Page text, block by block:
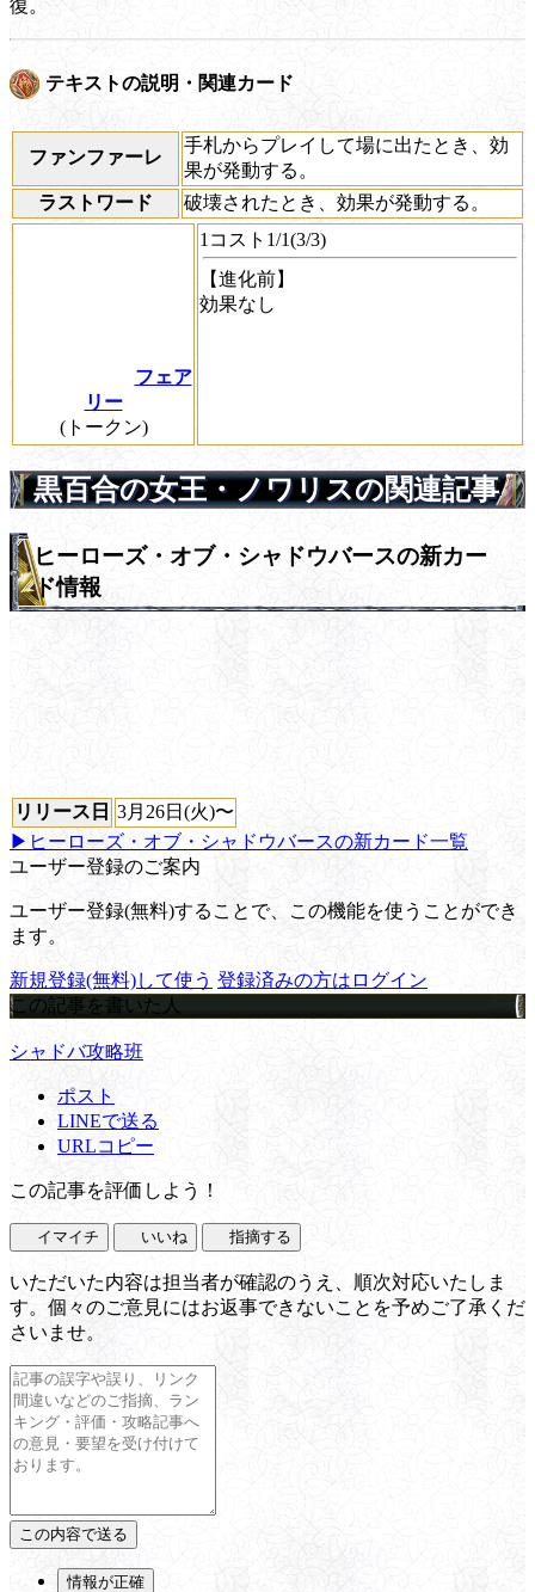
復。
テキストの説明・関連カード
ファンファーレ
手札からプレイして場に出たとき、効
果が発動する。
ラストワード
破壊されたとき、効果が発動する。
フェア
リー
(トークン)
1コスト1/1(3/3)
【進化前】
効果なし
黒百合の女王・ノワリスの関連記事
ヒーローズ・オブ・シャドウバースの新カー
ド情報
リリース日 3月26日(火)〜
▶ヒーローズ・オブ・シャドウバースの新カード一覧
ユーザー登録のご案内
ユーザー登録(無料)することで、この機能を使うことができ
ます。
新規登録(無料)して使う 登録済みの方はログイン
この記事を書いた人
シャドバ攻略班
ポスト
LINEで送る
URLコピー
この記事を評価しよう！
イマイチ いいね 指摘する
いただいた内容は担当者が確認のうえ、順次対応いたしま
す。個々のご意見にはお返事できないことを予めご了承くだ
さいませ。
情報が正確